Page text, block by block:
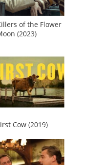
of the Flower
(2023)
Cow (2019)